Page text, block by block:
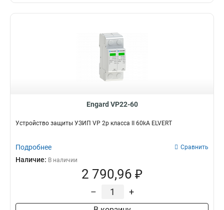
Engard VP22-60
Устройство защиты УЗИП VP 2p класса II 60kA ELVERT
Подробнее Сравнить
Наличие: В наличии
2 790,96 ₽
– +